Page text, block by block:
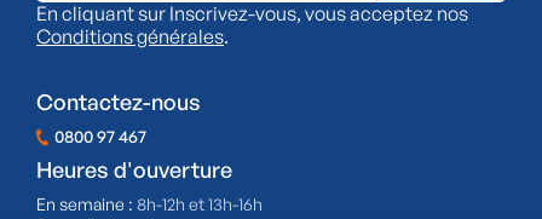
En cliquant sur Inscrivez-vous, vous acceptez nos
Conditions générales.
Contactez-nous
0800 97 467
Heures d'ouverture
En semaine : 8h-12h et 13h-16h